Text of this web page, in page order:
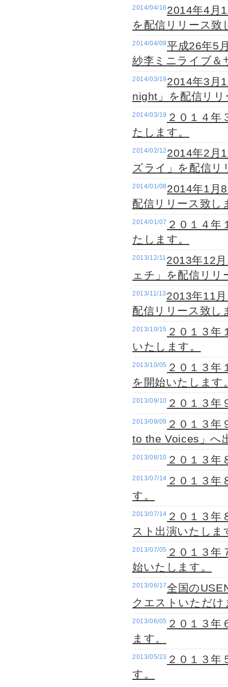
2014/04/16 2014年4月
を配信リリース致
2014/04/09平成26年5
紗李ミニライブ＆
2014/03/19 2014年3月
night」を配信リ
2014/03/19 ２０１４
たします。
2014/02/12 2014年2月
ズライ」を配信リ
2014/01/08 2014年1月
配信リリース致し
2014/01/07 ２０１４
たします。
2013/12/11 2013年12
ェチ」を配信リリ
2013/11/13 2013年11
配信リリース致し
2013/10/15 ２０１３
いたします。
2013/10/05 ２０１３
を開始いたします
2013/09/10 ２０１３
2013/09/09 ２０１３
to the Voices」へ
2013/08/10 ２０１３
2013/07/14 ２０１３
す。
2013/07/14 ２０１３
スト出演いたしま
2013/07/05 ２０１３年
始いたします。
2013/06/17全国の
クエストいただけ
2013/06/05 ２０１３
ます。
2013/05/23 ２０１３
す。